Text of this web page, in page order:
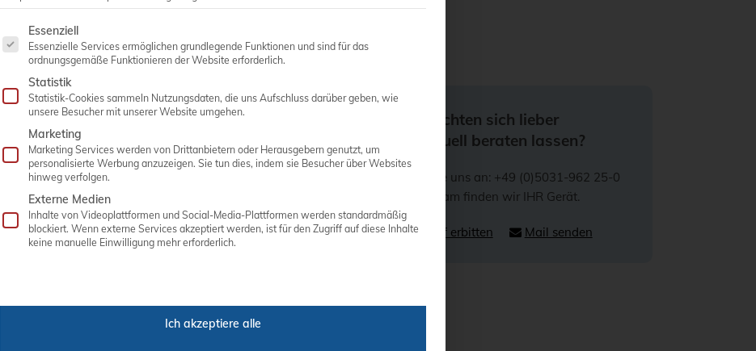
Matthias Abken
Sie möchten sich lieber
individuell beraten lassen?
Rufen Sie uns an: +49 (0)5031-962 25-0
Gemeinsam finden wir IHR Gerät.
Rückruf erbitten Mail senden
Es folgt eine Liste der Service-Gruppen, für die eine Einwilligung erteilt werden kann. Die erste Service-Gruppe ist essenziell und
Essenziell
Essenzielle Services ermöglichen grundlegende Funktionen und sind für das
ordnungsgemäße Funktionieren der Website erforderlich.
Statistik
Statistik-Cookies sammeln Nutzungsdaten, die uns Aufschluss darüber geben, wie
unsere Besucher mit unserer Website umgehen.
Marketing
Marketing Services werden von Drittanbietern oder Herausgebern genutzt, um
personalisierte Werbung anzuzeigen. Sie tun dies, indem sie Besucher über Websites
hinweg verfolgen.
Externe Medien
Inhalte von Videoplattformen und Social-Media-Plattformen werden standardmäßig
blockiert. Wenn externe Services akzeptiert werden, ist für den Zugriff auf diese Inhalte
keine manuelle Einwilligung mehr erforderlich.
Ich akzeptiere alle